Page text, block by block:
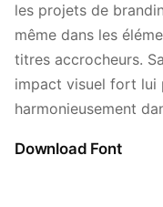
les projets de
même dans les
titres accrocheurs.
impact visuel fort lui
harmonieusement
Download Font